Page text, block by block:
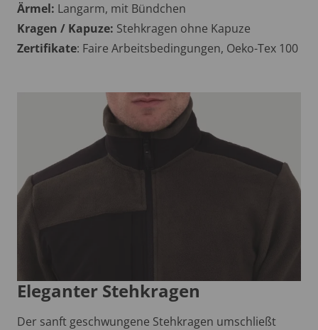
Ärmel: Langarm, mit Bündchen
Kragen / Kapuze: Stehkragen ohne Kapuze
Zertifikate: Faire Arbeitsbedingungen, Oeko-Tex 100
Eleganter Stehkragen
Der sanft geschwungene Stehkragen umschließt